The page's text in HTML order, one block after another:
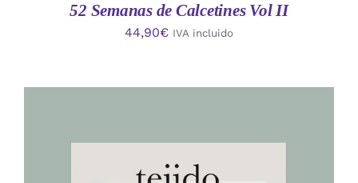
52 Semanas de Calcetines Vol II
44,90€ IVA incluido